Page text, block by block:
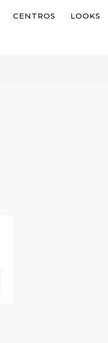
CENTROS LOOKS